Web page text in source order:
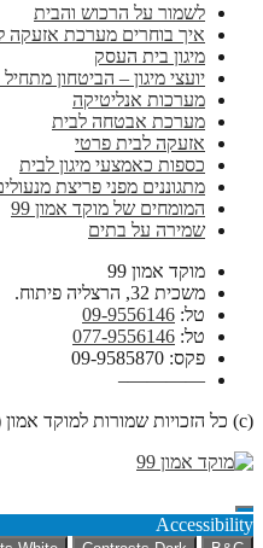
לשמור על הרכוש והבית
איך בוחרים מערכת אזעקה
מיגון בית העסק
יועצי מיגון – הביטחון מתחיל
מערכות אנליטיקה
מערכת אבטחה לבית
אזעקה לבית פרטי
כספות כאמצעי מיגון לבית
מתגוננים מפני פריצת
המומחים של מוקד אמון 99
שמירה על בתים
מוקד אמון 99
משכית 32, הרצליה פיתוח.
טל: 09-9556146
טל: 077-9556146
פקס: 09-9585870
————–
(c) כל הזכויות שמורות למוקד אמון (1995) בקרה וסיור בע”מ
Accessibility